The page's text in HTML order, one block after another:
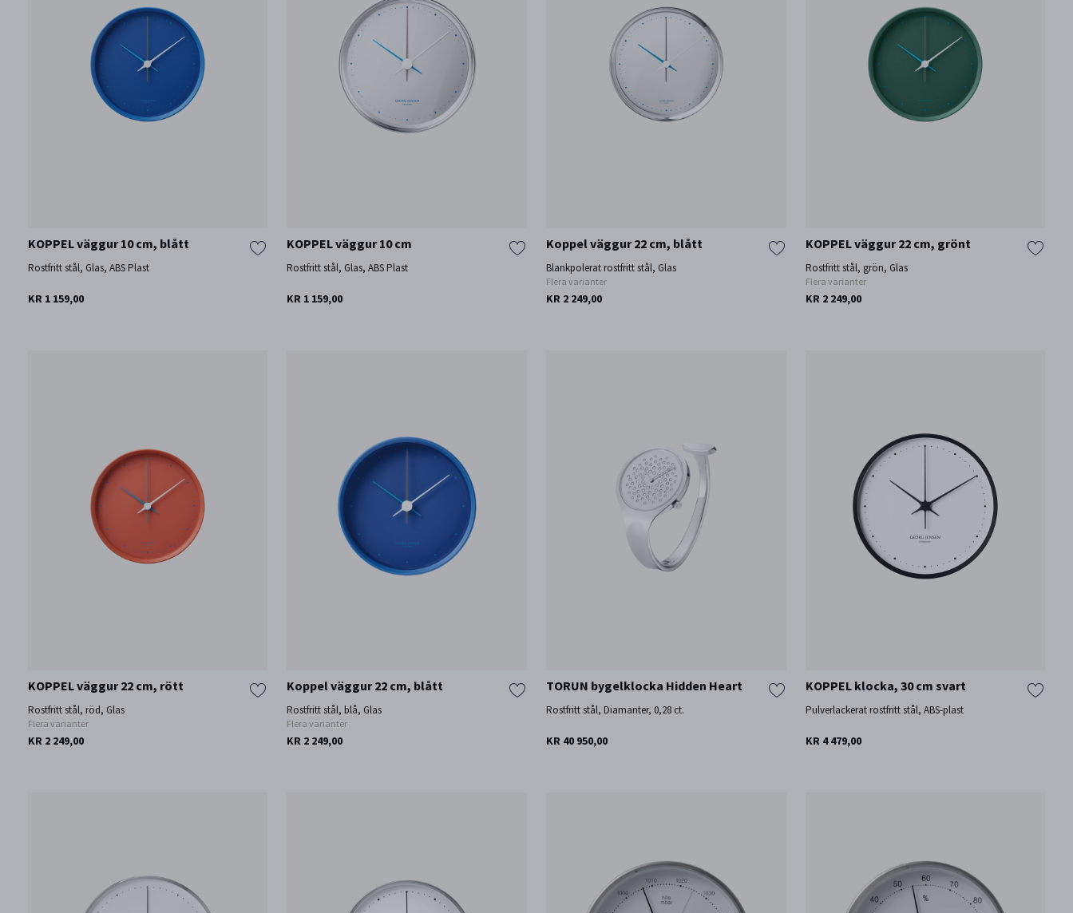
KOPPEL väggur 10 cm, blått
Rostfritt stål, Glas, ABS Plast
KR 1 159,00
KOPPEL väggur 10 cm
Rostfritt stål, Glas, ABS Plast
KR 1 159,00
Koppel väggur 22 cm, blått
Blankpolerat rostfritt stål, Glas
Flera varianter
KR 2 249,00
KOPPEL väggur 22 cm, grönt
Rostfritt stål, grön, Glas
Flera varianter
KR 2 249,00
KOPPEL väggur 22 cm, rött
Rostfritt stål, röd, Glas
Flera varianter
KR 2 249,00
Koppel väggur 22 cm, blått
Rostfritt stål, blå, Glas
Flera varianter
KR 2 249,00
TORUN bygelklocka Hidden Heart
Rostfritt stål, Diamanter, 0,28 ct.
KR 40 950,00
KOPPEL klocka, 30 cm svart
Pulverlackerat rostfritt stål, ABS-plast
KR 4 479,00